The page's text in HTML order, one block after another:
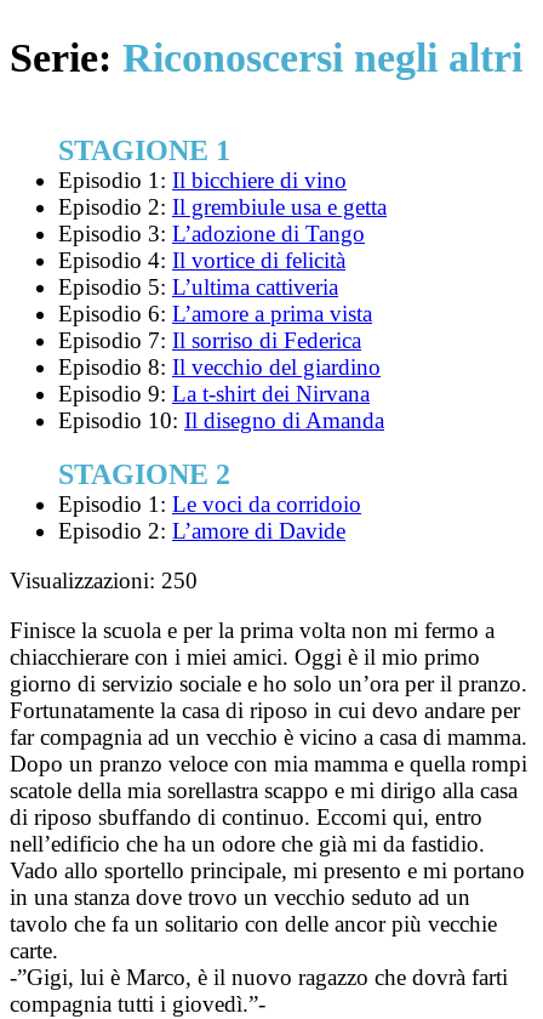
Serie: Riconoscersi negli altri
STAGIONE 1
Episodio 1: Il bicchiere di vino
Episodio 2: Il grembiule usa e getta
Episodio 3: L’adozione di Tango
Episodio 4: Il vortice di felicità
Episodio 5: L’ultima cattiveria
Episodio 6: L’amore a prima vista
Episodio 7: Il sorriso di Federica
Episodio 8: Il vecchio del giardino
Episodio 9: La t-shirt dei Nirvana
Episodio 10: Il disegno di Amanda
STAGIONE 2
Episodio 1: Le voci da corridoio
Episodio 2: L’amore di Davide
Visualizzazioni: 250
Finisce la scuola e per la prima volta non mi fermo a
chiacchierare con i miei amici. Oggi è il mio primo
giorno di servizio sociale e ho solo un’ora per il pranzo.
Fortunatamente la casa di riposo in cui devo andare per
far compagnia ad un vecchio è vicino a casa di mamma.
Dopo un pranzo veloce con mia mamma e quella rompi
scatole della mia sorellastra scappo e mi dirigo alla casa
di riposo sbuffando di continuo. Eccomi qui, entro
nell’edificio che ha un odore che già mi da fastidio.
Vado allo sportello principale, mi presento e mi portano
in una stanza dove trovo un vecchio seduto ad un
tavolo che fa un solitario con delle ancor più vecchie
carte.
-”Gigi, lui è Marco, è il nuovo ragazzo che dovrà farti
compagnia tutti i giovedì.”-